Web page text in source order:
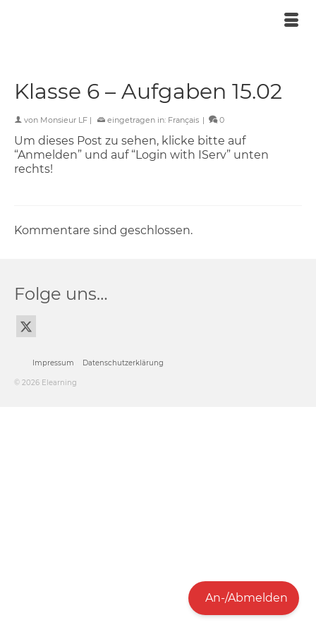
Klasse 6 – Aufgaben 15.02
von Monsieur LF | eingetragen in: Français | 0
Um dieses Post zu sehen, klicke bitte auf
“Anmelden” und auf “Login with IServ” unten
rechts!
Kommentare sind geschlossen.
Folge uns…
Impressum Datenschutzerklärung
© 2026 Elearning
An-/Abmelden